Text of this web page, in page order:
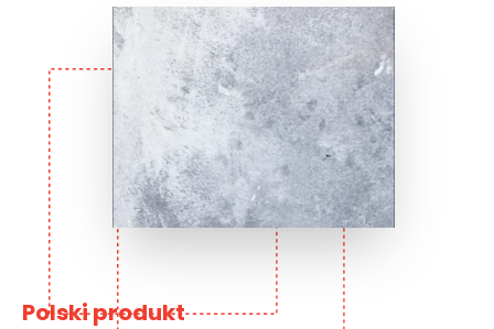
Polski produkt